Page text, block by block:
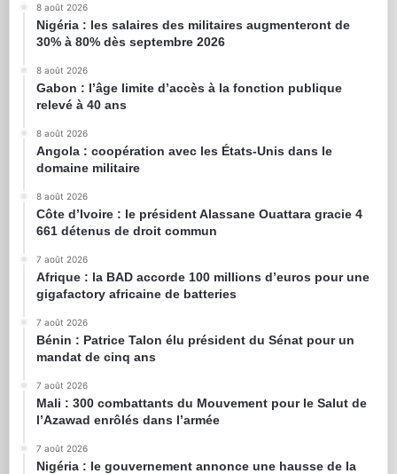
8 août 2026
Nigéria : les salaires des militaires augmenteront de
30% à 80% dès septembre 2026
8 août 2026
Gabon : l’âge limite d’accès à la fonction publique
relevé à 40 ans
8 août 2026
Angola : coopération avec les États-Unis dans le
domaine militaire
8 août 2026
Côte d’Ivoire : le président Alassane Ouattara gracie 4
661 détenus de droit commun
7 août 2026
Afrique : la BAD accorde 100 millions d’euros pour une
gigafactory africaine de batteries
7 août 2026
Bénin : Patrice Talon élu président du Sénat pour un
mandat de cinq ans
7 août 2026
Mali : 300 combattants du Mouvement pour le Salut de
l’Azawad enrôlés dans l’armée
7 août 2026
Nigéria : le gouvernement annonce une hausse de la